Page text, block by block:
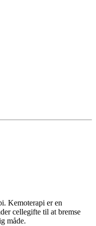
Kemoterapi er en
cellegifte til at bremse
måde.